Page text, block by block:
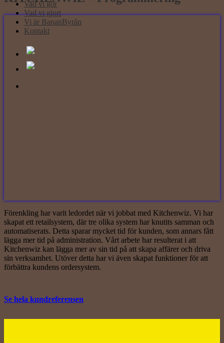
Vad vi gör
Vad vi gjort
Vi är BananByrån
Kontakt
Förenkling har varit ledordet när vi jobbat med Kitchenwiz. Vi har
skapat ett retailsystem, där tre olika system har knutits samman och
automatiserats. Detta sparar mycket tid för kunden, som annars fått
lägga mer tid på administration. Vårt arbete har resulterat i att
Kitchenwiz kan lägga mer av sin tid på att skapa affärer och driva
sin verksamhet. Utöver detta har vi även skapat funktioner för att
förbättra kundens ordersystem.
Se hela kundreferensen